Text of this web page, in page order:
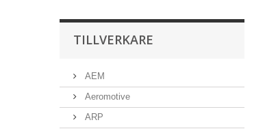
TILLVERKARE
AEM
Aeromotive
ARP